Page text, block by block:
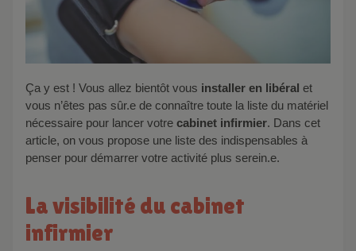
Ça y est ! Vous allez bientôt vous installer en libéral et
vous n’êtes pas sûr.e de connaître toute la liste du matériel
nécessaire pour lancer votre cabinet infirmier. Dans cet
article, on vous propose une liste des indispensables à
penser pour démarrer votre activité plus serein.e.
La visibilité du cabinet
infirmier